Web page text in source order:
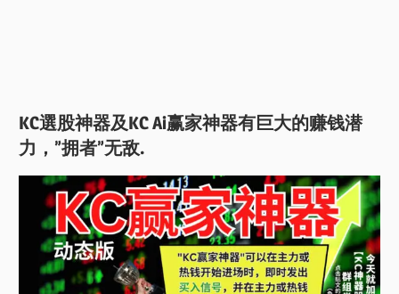
KC選股神器及KC Ai赢家神器有巨大的赚钱潜
力，”拥者”无敌.